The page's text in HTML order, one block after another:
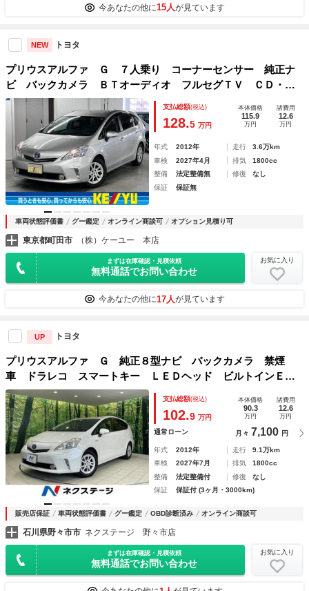
今あなたの他に15人が見ています
NEW トヨタ
プリウスアルファ Ｇ ７人乗り コーナーセンサー 純正ナ
ビ バックカメラ ＢＴオーディオ フルセグＴＶ ＣＤ・Ｄ
ＶＤ ＥＴＣ クルーズコントロール ＬＥＤライト ライト
ウォッシャー 純正１６ＡＷ スマートキー スペアキー・記
支払総額(税込)
128.5 万円
本体価格
115.9
万円
諸費用
12.6
万円
年式 2012年 走行
3.6万km
車検
2027年4月 排気
1800cc
整備
法定整備無 修復
なし
保証
保証無
車両状態評価書 グー鑑定 オンライン商談可 オプション見積り可
東京都町田市 （株）ケーユー 本店
まずは在庫確認・見積依頼
無料通話でお問い合わせ
お気に入り
今あなたの他に17人が見ています
UP トヨタ
プリウスアルファ Ｇ 純正８型ナビ バックカメラ 禁煙
車 ドラレコ スマートキー ＬＥＤヘッド ビルトインＥＴ
Ｃ クルコン オートライト オートエアコン Ｂｌｕｅｔｏ
ｏｔｈ ＣＤ ＤＶＤ再生
支払総額(税込)
102.9 万円
本体価格
90.3
万円
諸費用
12.6
万円
通常ローン 月々 7,100 円
年式 2012年 走行
9.1万km
車検
2027年7月 排気
1800cc
整備
法定整備付 修復
なし
保証
保証付 (3ヶ月・3000km)
販売店保証 車両状態評価書 グー鑑定 OBD診断済み オンライン商談可
石川県野々市市 ネクステージ 野々市店
まずは在庫確認・見積依頼
無料通話でお問い合わせ
お気に入り